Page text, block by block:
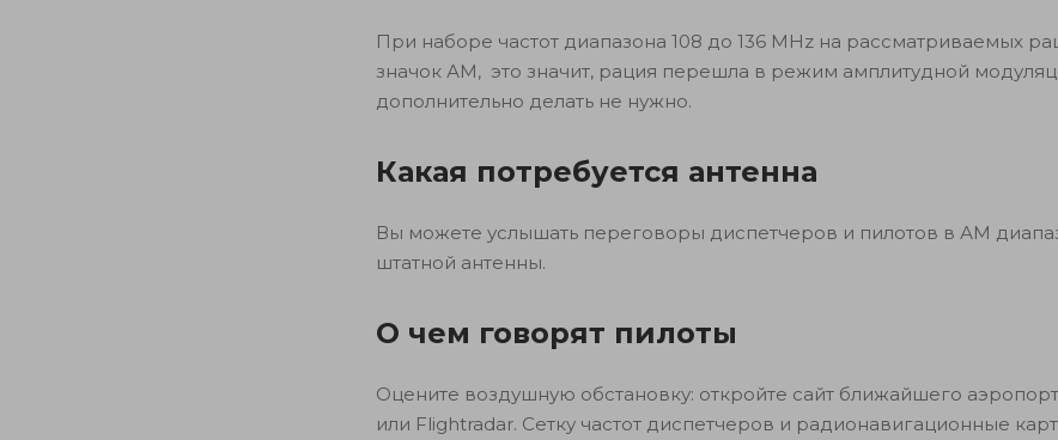
При наборе частот диапазона 108 до 136 MHz на рассматриваемых
значок АМ, это значит, рация перешла в режим амплитудной
дополнительно делать не нужно.
Какая потребуется антенна
Вы можете услышать переговоры диспетчеров и пилотов в АМ
штатной антенны.
О чем говорят пилоты
Оцените воздушную обстановку: откройте сайт ближайшего
или Flightradar. Сетку частот диспетчеров и радионавигационные